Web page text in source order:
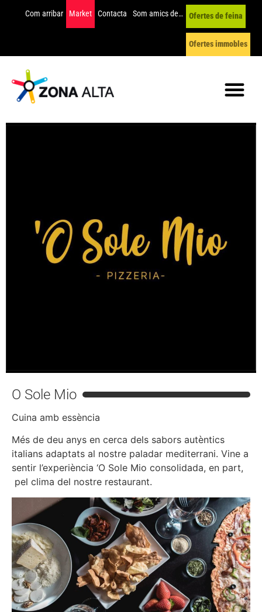
Com arribar Market Contacta Som amics de… Ofertes de feina
Ofertes immobles
O Sole Mio
Cuina amb essència
Més de deu anys en cerca dels sabors autèntics
italians adaptats al nostre paladar mediterrani. Vine a
sentir l’experiència ‘O Sole Mio consolidada, en part,
pel clima del nostre restaurant.